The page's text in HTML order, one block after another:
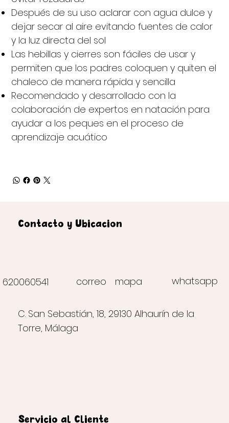
Después de su uso aclarar con agua dulce y
dejar secar al aire evitando fuentes de calor
y la luz directa del sol
Las hebillas y cierres son fáciles de usar y
permiten que los padres coloquen y quiten el
chaleco de manera rápida y sencilla
Recomendado y desarrollado con la
colaboración de expertos en natación para
ayudar a los peques en el proceso de
aprendizaje acuático
correo
Contacto y Ubicación
620060541 whatsapp
C. San Sebastián, 18, 29130 Alhaurín de la
Torre, Málaga
mapa
Servicio al Cliente